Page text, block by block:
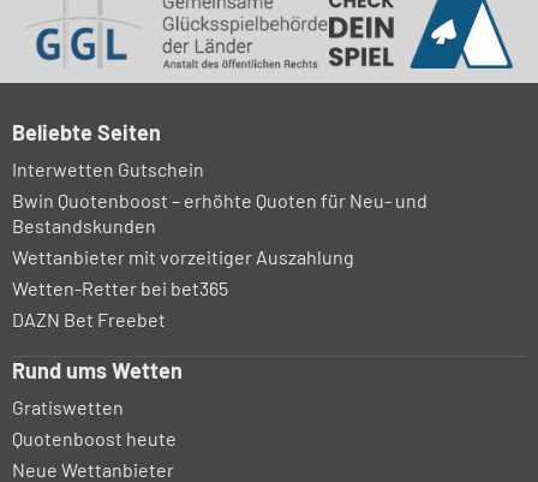
Beliebte Seiten
Interwetten Gutschein
Bwin Quotenboost – erhöhte Quoten für Neu- und
Bestandskunden
Wettanbieter mit vorzeitiger Auszahlung
Wetten-Retter bei bet365
DAZN Bet Freebet
Rund ums Wetten
Gratiswetten
Quotenboost heute
Neue Wettanbieter